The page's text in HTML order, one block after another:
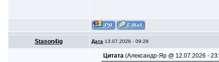
Stason4ig Дата 13.07.2026 - 09:29
Цитата(Александр-Яр @ 12.07.2026 -